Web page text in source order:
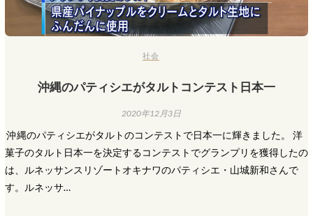
社会
沖縄のパティシエがタルトコンテスト日本一
2020年12月3日
​ 沖縄のパティシエがタルトのコンテストで日本一に輝きました。 洋
菓子のタルト日本一を決定するコンテストでグランプリを獲得したの
は、ルネッサンスリゾートオキナワのパティシエ・山城新和さんで
す。ルネッサ…